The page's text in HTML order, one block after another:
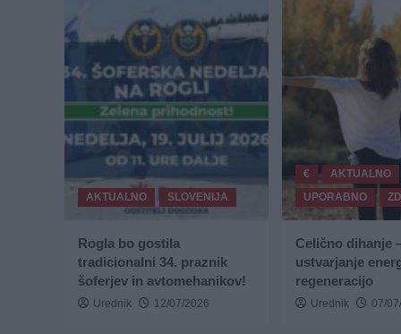
AKTUALNO SLOVENIJA
Rogla bo gostila
tradicionalni 34. praznik
šoferjev in avtomehanikov!
Urednik 12/07/2026
€
AKTUALNO
UPORABNO
Celično dihanje
ustvarjanje
regeneracijo
Urednik 07/